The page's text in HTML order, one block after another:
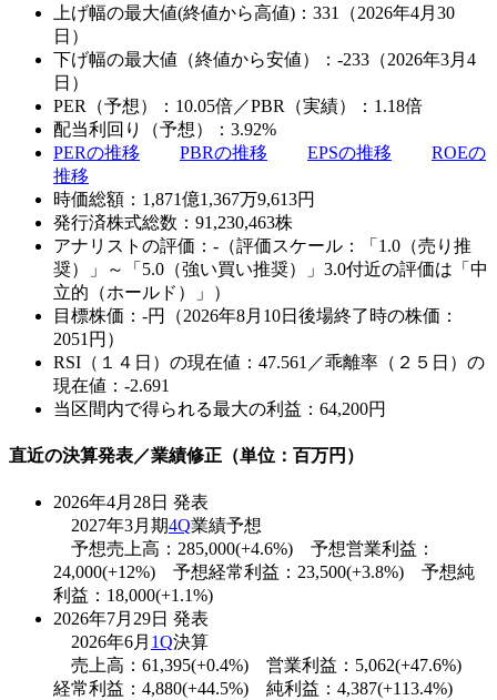
上げ幅の最大値(終値から高値)：331（2026年4月30
日）
下げ幅の最大値（終値から安値）：-233（2026年3月4
日）
PER（予想）：10.05倍／PBR（実績）：1.18倍
配当利回り（予想）：3.92%
PERの推移
PBRの推移 EPSの推移
ROEの
推移
時価総額：1,871億1,367万9,613円
発行済株式総数：91,230,463株
アナリストの評価：-（評価スケール：「1.0（売り推
奨）」～「5.0（強い買い推奨）」3.0付近の評価は「中
立的（ホールド）」）
目標株価：-円（2026年8月10日後場終了時の株価：
2051円）
RSI（１４日）の現在値：47.561／乖離率（２５日）の
現在値：-2.691
当区間内で得られる最大の利益：64,200円
直近の決算発表／業績修正（単位：百万円）
2026年4月28日 発表
2027年3月期4Q業績予想
予想売上高：285,000(+4.6%) 予想営業利益：
24,000(+12%) 予想経常利益：23,500(+3.8%) 予想純
利益：18,000(+1.1%)
2026年7月29日 発表
2026年6月 1Q決算
売上高：61,395(+0.4%) 営業利益：5,062(+47.6%)
経常利益：4,880(+44.5%) 純利益：4,387(+113.4%)